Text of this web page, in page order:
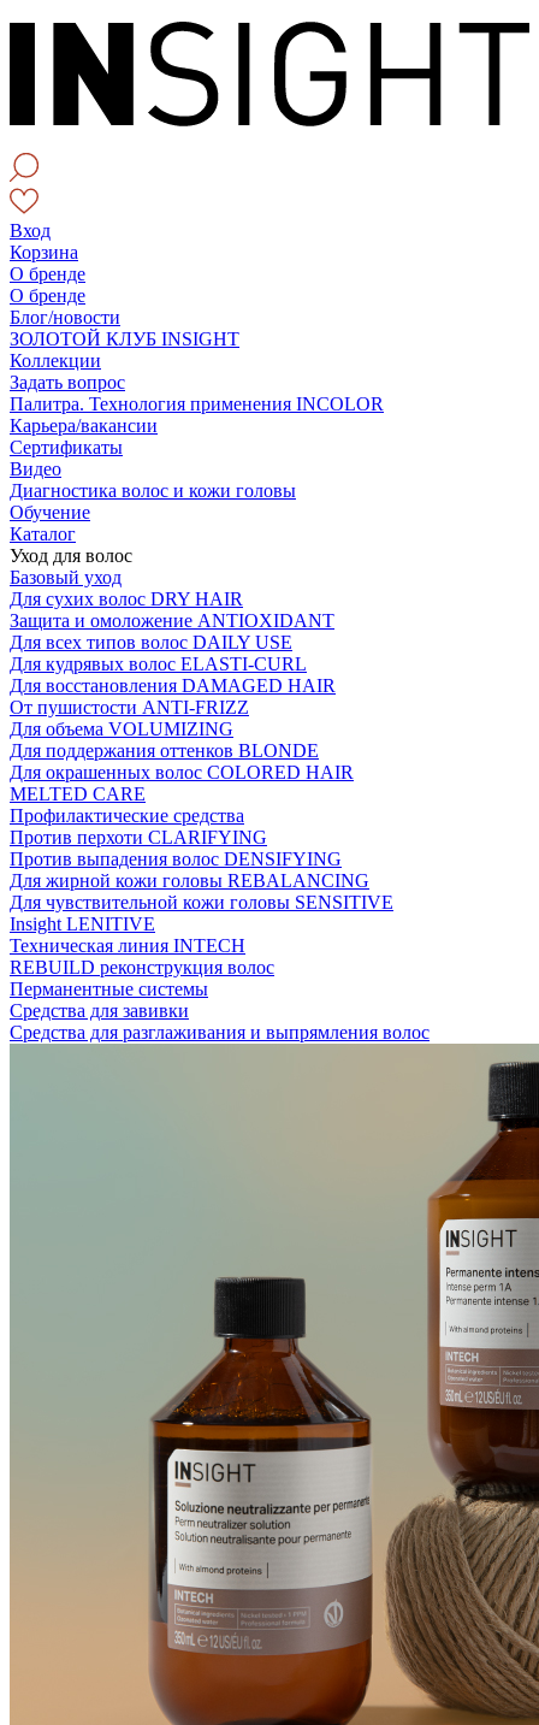
Вход
Корзина
О бренде
О бренде
Блог/новости
ЗОЛОТОЙ КЛУБ INSIGHT
Коллекции
Задать вопрос
Палитра. Технология применения INCOLOR
Карьера/вакансии
Сертификаты
Видео
Диагностика волос и кожи головы
Обучение
Каталог
Уход для волос
Базовый уход
Для сухих волос DRY HAIR
Защита и омоложение ANTIOXIDANT
Для всех типов волос DAILY USE
Для кудрявых волос ELASTI-CURL
Для восстановления DAMAGED HAIR
От пушистости ANTI-FRIZZ
Для объема VOLUMIZING
Для поддержания оттенков BLONDE
Для окрашенных волос COLORED HAIR
MELTED CARE
Профилактические средства
Против перхоти CLARIFYING
Против выпадения волос DENSIFYING
Для жирной кожи головы REBALANCING
Для чувствительной кожи головы SENSITIVE
Insight LENITIVE
Техническая линия INTECH
REBUILD реконструкция волос
Перманентные системы
Средства для завивки
Средства для разглаживания и выпрямления волос